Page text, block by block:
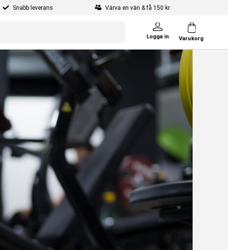
Snabb leverans Värva en vän & få 150 kr
Logga in Varukorg